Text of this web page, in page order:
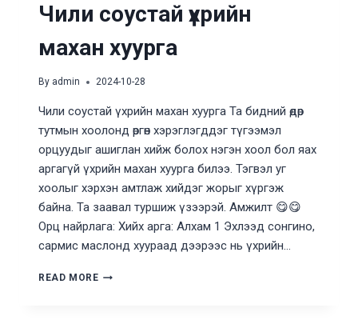
Чили соустай үхрийн
махан хуурга
By admin 2024-10-28
Чили соустай үхрийн махан хуурга Та бидний өдөр
тутмын хоолонд өргөн хэрэглэгддэг түгээмэл
орцуудыг ашиглан хийж болох нэгэн хоол бол яах
аргагүй үхрийн махан хуурга билээ. Тэгвэл уг
хоолыг хэрхэн амтлаж хийдэг жорыг хүргэж
байна. Та заавал туршиж үзээрэй. Амжилт 😋😋
Орц найрлага: Хийх арга: Алхам 1 Эхлээд сонгино,
сармис маслонд хуураад дээрээс нь үхрийн…
READ MOREЧИЛИ